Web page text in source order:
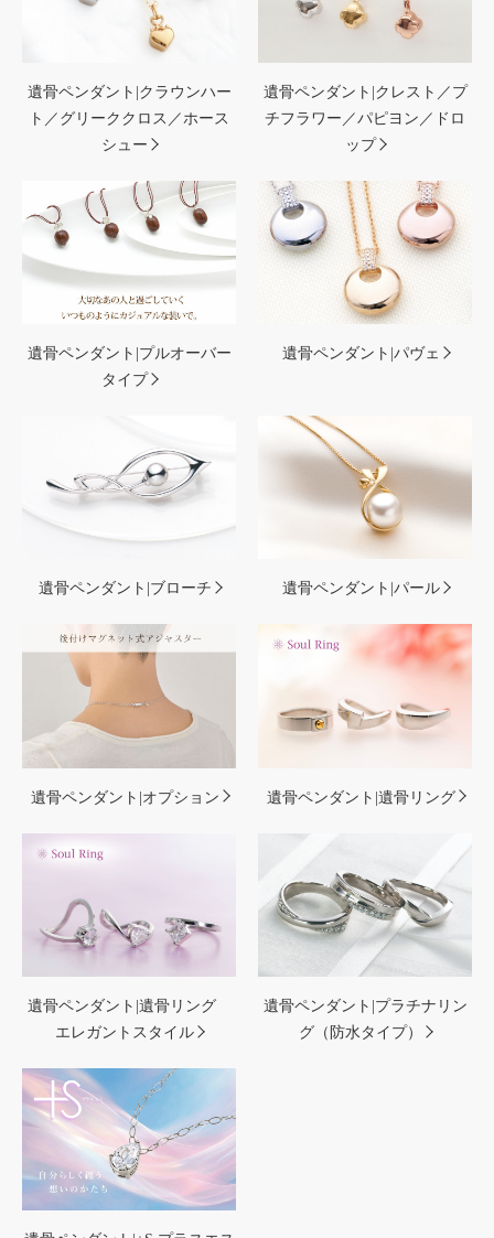
遺骨ペンダント|クラウンハー
ト／グリーククロス／ホース
シュー
遺骨ペンダント|クレスト／プ
チフラワー／パピヨン／ドロ
ップ
遺骨ペンダント|プルオーバー
タイプ
遺骨ペンダント|パヴェ
遺骨ペンダント|ブローチ 遺骨ペンダント|パール
遺骨ペンダント|オプション 遺骨ペンダント|遺骨リング
遺骨ペンダント|遺骨リング
エレガントスタイル
遺骨ペンダント|プラチナリン
グ（防水タイプ）